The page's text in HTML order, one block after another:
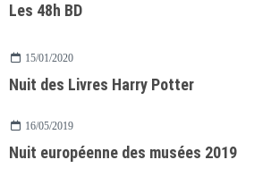
Les 48h BD
15/01/2020
Nuit des Livres Harry Potter
16/05/2019
Nuit européenne des musées 2019